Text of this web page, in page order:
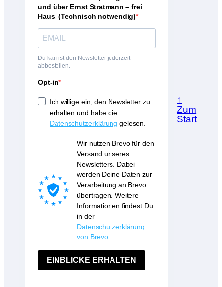
und über Ernst Stratmann – frei
Haus. (Technisch notwendig)
Du kannst den Newsletter jederzeit
abbestellen.
Opt-in
Ich willige ein, den Newsletter zu
erhalten und habe die
Datenschutzerklärung gelesen.
Wir nutzen Brevo für den
Versand unseres
Newsletters. Dabei
werden Deine Daten zur
Verarbeitung an Brevo
übertragen. Weitere
Informationen findest Du
in der
Datenschutzerklärung
von Brevo.
EINBLICKE ERHALTEN
↑
Zum
Start